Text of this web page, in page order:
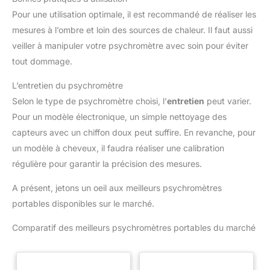
Pour une utilisation optimale, il est recommandé de réaliser les
mesures à l’ombre et loin des sources de chaleur. Il faut aussi
veiller à manipuler votre psychromètre avec soin pour éviter
tout dommage.
L’entretien du psychromètre
Selon le type de psychromètre choisi, l’entretien peut varier.
Pour un modèle électronique, un simple nettoyage des
capteurs avec un chiffon doux peut suffire. En revanche, pour
un modèle à cheveux, il faudra réaliser une calibration
régulière pour garantir la précision des mesures.
A présent, jetons un oeil aux meilleurs psychromètres
portables disponibles sur le marché.
Comparatif des meilleurs psychromètres portables du marché